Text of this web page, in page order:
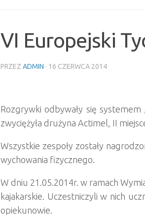
VI Europejski
PRZEZ ADMIN · 16 CZERWCA 2014
Rozgrywki odbywały się
zwyciężyła drużyna Actimel, II
Wszystkie zespoły zostały
wychowania fizycznego.
W dniu 21.05.2014r. w ramach
kajakarskie. Uczestniczyli w nich
opiekunowie.